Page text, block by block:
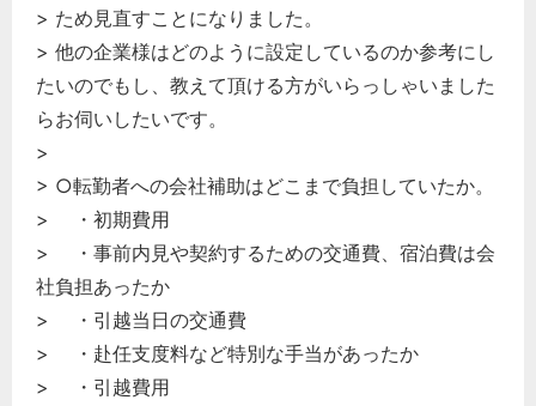
> ため見直すことになりました。
> 他の企業様はどのように設定しているのか参考にし
たいのでもし、教えて頂ける方がいらっしゃいました
らお伺いしたいです。
>
> ○転勤者への会社補助はどこまで負担していたか。
> ・初期費用
> ・事前内見や契約するための交通費、宿泊費は会
社負担あったか
> ・引越当日の交通費
> ・赴任支度料など特別な手当があったか
> ・引越費用
経営の知恵
総務の給湯室
秘書のノウハウ